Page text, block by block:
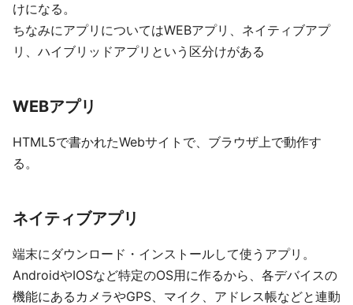
けになる。
ちなみにアプリについてはWEBアプリ、ネイティブアプ
リ、ハイブリッドアプリという区分けがある
WEBアプリ
HTML5で書かれたWebサイトで、ブラウザ上で動作す
る。
ネイティブアプリ
端末にダウンロード・インストールして使うアプリ。
AndroidやIOSなど特定のOS用に作るから、各デバイスの
機能にあるカメラやGPS、マイク、アドレス帳などと連動